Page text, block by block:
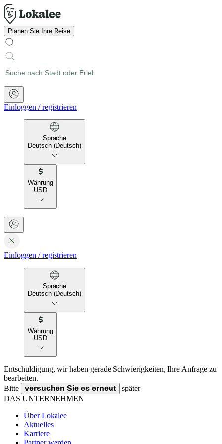
Planen Sie Ihre Reise
Einloggen /registrieren
Sprache
Deutsch (Deutsch)
Währung
USD
Einloggen /registrieren
Sprache
Deutsch (Deutsch)
Währung
USD
Entschuldigung, wir haben gerade Schwierigkeiten, Ihre Anfrage zu
bearbeiten.
Bitte
versuchen Sie es erneut
später
DAS UNTERNEHMEN
Über Lokalee
Aktuelles
Karriere
Partner werden